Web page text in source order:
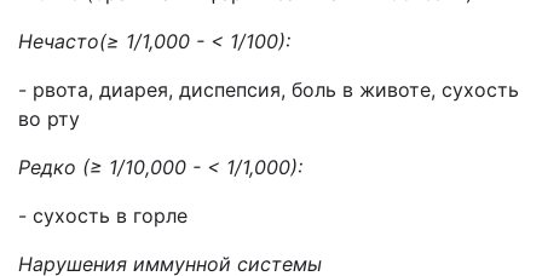
Нечасто(≥ 1/1,000 - < 1/100):
- рвота, диарея, диспепсия, боль в животе, сухость
во рту
Редко (≥ 1/10,000 - < 1/1,000):
- сухость в горле
Нарушения иммунной системы